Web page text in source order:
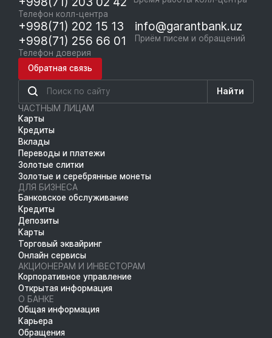
Телефон колл-центра
+998(71) 202 15 13
+998(71) 256 66 01
Телефон доверия
info@garantbank.uz
Приём писем и обращений
Обратная связь
Найти
ЧАСТНЫМ ЛИЦАМ
Карты
Кредиты
Вклады
Переводы и платежи
Золотые слитки
Золотые и серебрянные монеты
ДЛЯ БИЗНЕСА
Банковское обслуживание
Кредиты
Депозиты
Карты
Торговый эквайринг
Онлайн сервисы
АКЦИОНЕРАМ И ИНВЕСТОРАМ
Корпоративное управление
Открытая информация
О БАНКЕ
Общая информация
Карьера
Обращения